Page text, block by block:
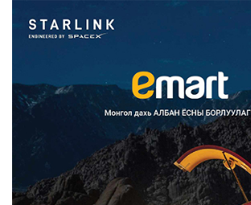
Улсын дугаарын тэгш, сондгойгоор
ангилан хөдөлгөөн...
2026/08/10